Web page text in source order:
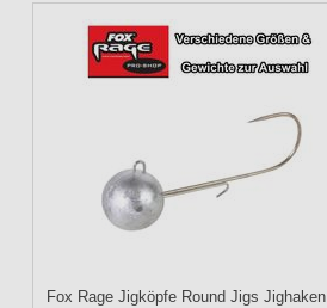
Fox Rage Jigköpfe Round Jigs Jighaken